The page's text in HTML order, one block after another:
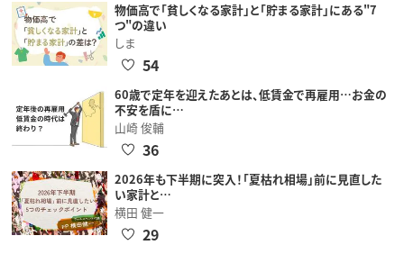
物価高で「貧しくなる家計」と「貯まる家計」にある"7
つ"の違い
しま
54
60歳で定年を迎えたあとは、低賃金で再雇用…お金の
不安を盾に…
山崎 俊輔
36
2026年も下半期に突入！「夏枯れ相場」前に見直した
い家計と…
横田 健一
29